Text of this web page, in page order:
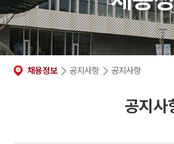
채용정보 공지사항 공지사항
공지사